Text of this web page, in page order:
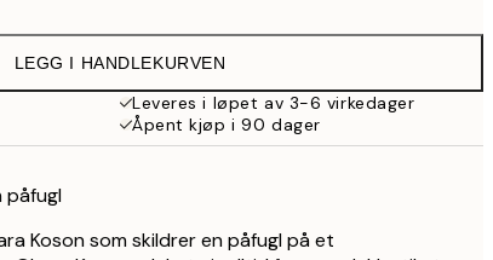
359 kr
LEGG I HANDLEKURVEN
Leveres i løpet av 3-6 virkedager
Åpent kjøp i 90 dager
Koson som skildrer en påfugl på et